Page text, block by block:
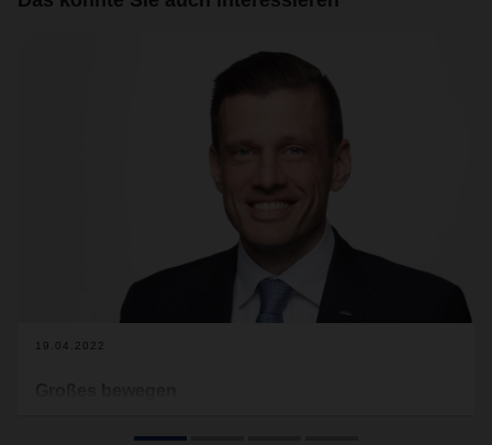
19.04.2022